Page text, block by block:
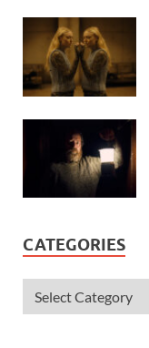
CATEGORIES